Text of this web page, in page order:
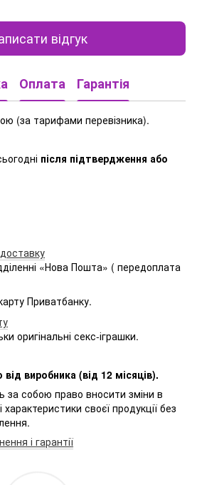
відгук
Оплата Гарантія
(за тарифами перевізника).
після підтвердження або
«Нова Пошта» ( передоплата
Приватбанку.
оригінальні секс-іграшки.
виробника (від 12 місяців).
за собою право вносити зміни в
характеристики своєї продукції без
і гарантії